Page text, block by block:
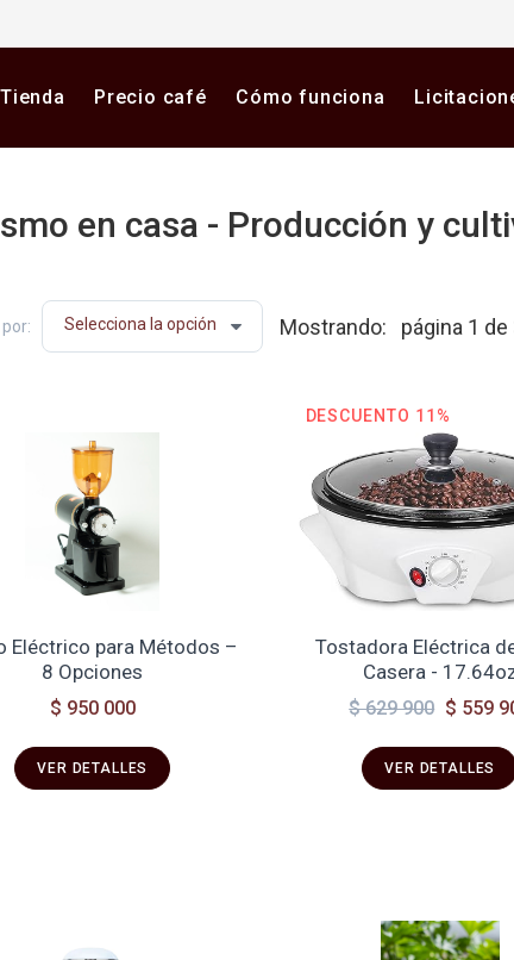
Tienda Precio café Cómo funciona
en casa - Producción y
Mostrando: página 1 de
Eléctrico para Métodos –
8 Opciones
$ 950 000
VER DETALLES
DESCUENTO 11%
Tostadora Eléctrica
Casera -
$ 629 900 $ 559
VER DETALLES